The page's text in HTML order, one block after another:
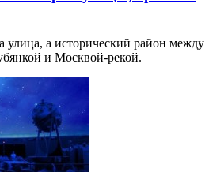
а исторический район между
и Москвой-рекой.